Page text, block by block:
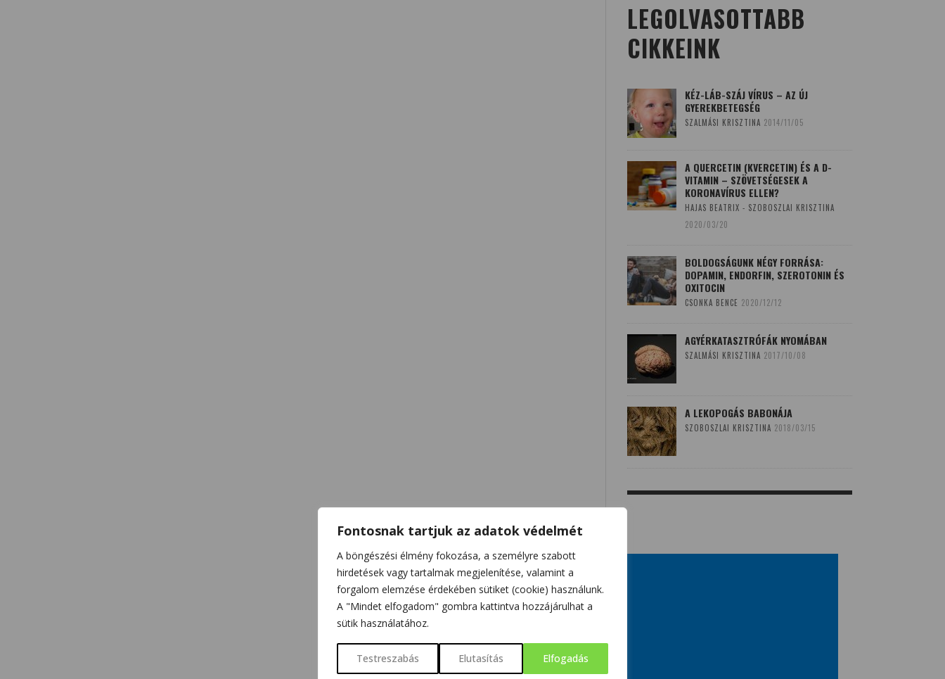
Fontosnak tartjuk az adatok védelmét
A böngészési élmény fokozása, a személyre szabott
hirdetések vagy tartalmak megjelenítése, valamint a
forgalom elemzése érdekében sütiket (cookie) használunk.
A "Mindet elfogadom" gombra kattintva hozzájárulhat a
sütik használatához.
Testreszabás Elutasítás Elfogadás
LEGOLVASOTTABB
CIKKEINK
KÉZ-LÁB-SZÁJ VÍRUS – AZ ÚJ
GYEREKBETEGSÉG
SZALMÁSI KRISZTINA 2014/11/05
A QUERCETIN (KVERCETIN) ÉS A D-
VITAMIN – SZÖVETSÉGESEK A
KORONAVÍRUS ELLEN?
HAJAS BEATRIX - SZOBOSZLAI KRISZTINA
2020/03/20
BOLDOGSÁGUNK NÉGY FORRÁSA:
DOPAMIN, ENDORFIN, SZEROTONIN ÉS
OXITOCIN
CSONKA BENCE 2020/12/12
AGYÉRKATASZTRÓFÁK NYOMÁBAN
SZALMÁSI KRISZTINA 2017/10/08
A LEKOPOGÁS BABONÁJA
SZOBOSZLAI KRISZTINA 2018/03/15